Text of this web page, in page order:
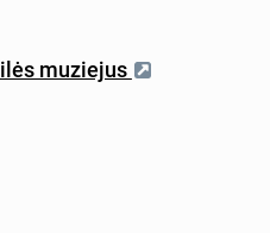
muziejus